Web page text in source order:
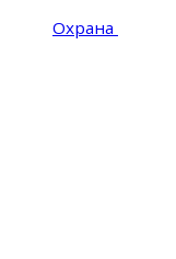
Охрана